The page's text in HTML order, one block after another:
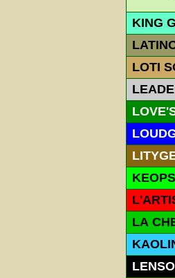
KING
LOTI
LA